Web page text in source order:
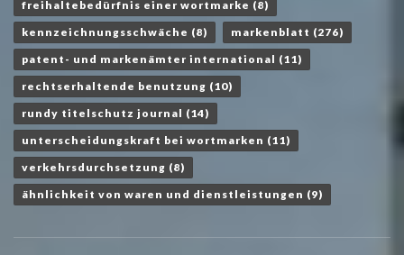
freihaltebedürfnis einer wortmarke (8)
kennzeichnungsschwäche (8) markenblatt (276)
patent- und markenämter international (11)
rechtserhaltende benutzung (10)
rundy titelschutz journal (14)
unterscheidungskraft bei wortmarken (11)
verkehrsdurchsetzung (8)
ähnlichkeit von waren und dienstleistungen (9)